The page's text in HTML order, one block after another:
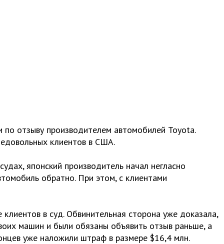
отзыву производителем автомобилей Toyota.
клиентов в США.
японский производитель начал негласно
обратно. При этом, с клиентами
в суд. Обвинительная сторона уже доказала,
машин и были обязаны объявить отзыв раньше, а
уже наложили штраф в размере $16,4 млн.